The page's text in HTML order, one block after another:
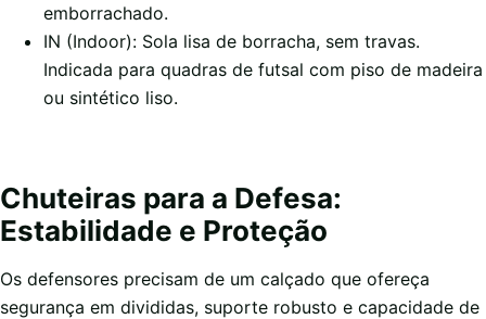
emborrachado.
IN (Indoor): Sola lisa de borracha, sem travas.
Indicada para quadras de futsal com piso de madeira
ou sintético liso.
Chuteiras para a Defesa:
Estabilidade e Proteção
Os defensores precisam de um calçado que ofereça
segurança em divididas, suporte robusto e capacidade de